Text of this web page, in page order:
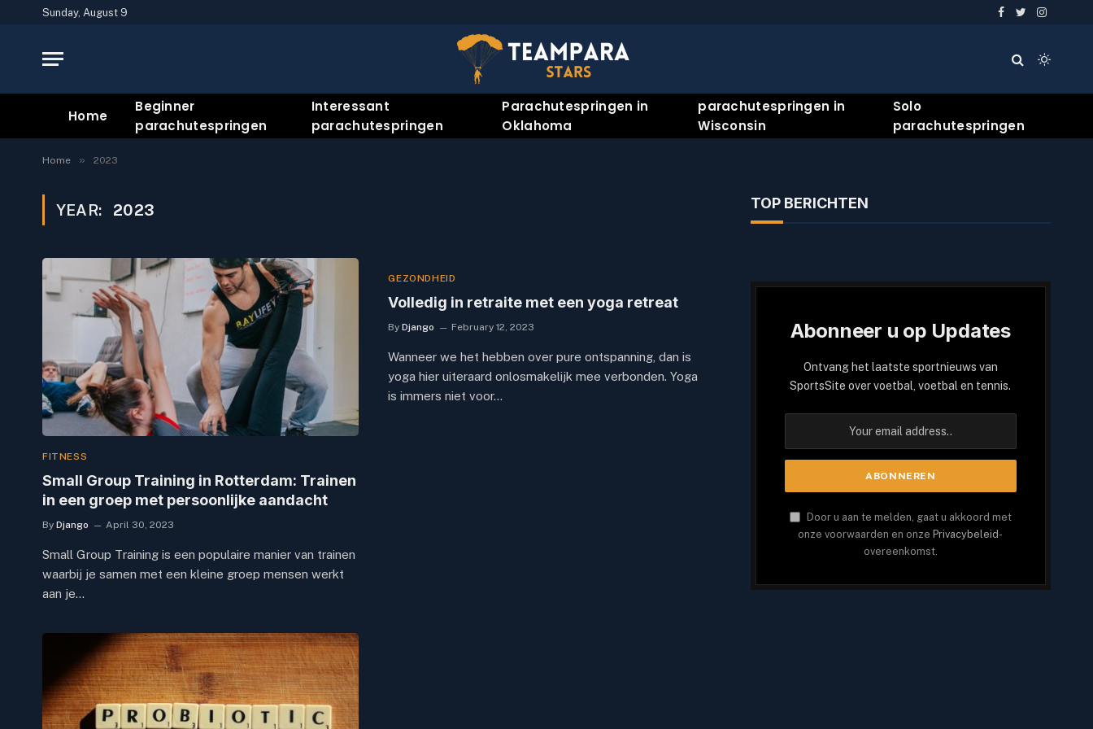
Sunday, August 9
Facebook
Twitter
Home
Beginner
parachutespringen
Interessant
parachutespringen
Parachutespringen in
Oklahoma
parachutespringen in
Wisconsin
Solo
parachutespringen
Home » 2023
YEAR: 2023
FITNESS
Small Group Training in Rotterdam: Trainen
in een groep met persoonlijke aandacht
By Django April 30, 2023
Small Group Training is een populaire manier van trainen
waarbij je samen met een kleine groep mensen werkt
aan je…
GEZONDHEID
Volledig in retraite met een yoga retreat
By Django February 12, 2023
Wanneer we het hebben over pure ontspanning, dan is
yoga hier uiteraard onlosmakelijk mee verbonden. Yoga
is immers niet voor…
TOP BERICHTEN
Abonneer u op Updates
Ontvang het laatste sportnieuws van
SportsSite over voetbal, voetbal en tennis.
Door u aan te melden, gaat u akkoord met
onze voorwaarden en onze Privacybeleid-
overeenkomst.